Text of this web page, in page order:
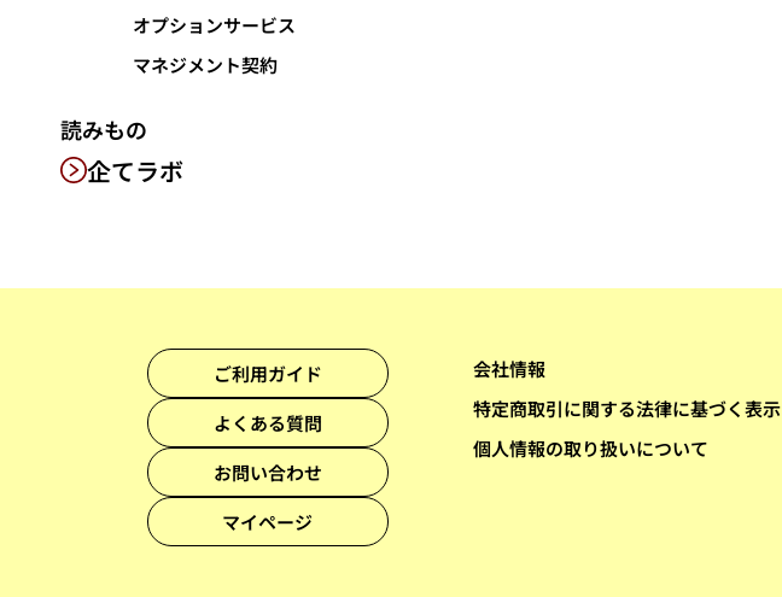
オプションサービス
マネジメント契約
読みもの
企てラボ
ご利用ガイド
よくある質問
お問い合わせ
マイページ
会社情報
特定商取引に関する法律に基づく表示
個人情報の取り扱いについて